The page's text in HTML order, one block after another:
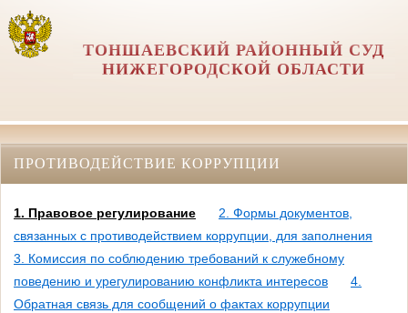
ТОНШАЕВСКИЙ РАЙОННЫЙ СУД
НИЖЕГОРОДСКОЙ ОБЛАСТИ
ПРОТИВОДЕЙСТВИЕ КОРРУПЦИИ
1. Правовое регулирование
2. Формы документов,
связанных с противодействием коррупции, для заполнения
3. Комиссия по соблюдению требований к служебному
поведению и урегулированию конфликта интересов
4.
Обратная связь для сообщений о фактах коррупции